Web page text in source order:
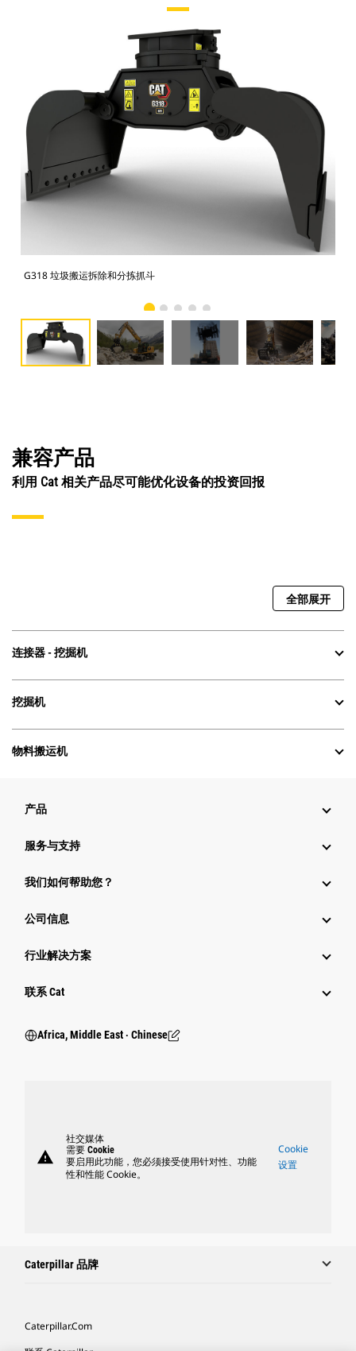
G318 垃圾搬运拆除和分拣抓斗
兼容产品
利用 Cat 相关产品尽可能优化设备的投资回报
全部展开
连接器 - 挖掘机
挖掘机
物料搬运机
产品
服务与支持
我们如何帮助您？
公司信息
行业解决方案
行业
联系 Cat
Africa, Middle East ‧ Chinese
warning
社交媒体
需要 Cookie
要启用此功能，您必须接受使用针对性、功能
性和性能 Cookie。
Cookie
设置
Caterpillar 品牌
Caterpillar.com